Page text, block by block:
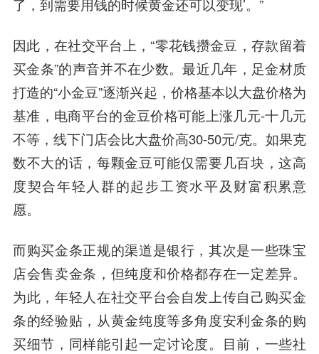
了，到需要用钱的时候黄金还可以变现’。”
因此，在社交平台上，“零花钱攒金豆，存款留着
买金条”的声音并不在少数。最近几年，足金材质
打造的“小金豆”逐渐兴起，价格基本以大盘价格为
基准，电商平台的金豆价格可能上涨几元-十几元
不等，线下门店会比大盘价高30-50元/克。如果克
数不大的话，每颗金豆可能仅需要几百块，这高
度契合年轻人群的起步工资水平及财富积累意
愿。
而购买金条正规的渠道是银行，其次是一些珠宝
店会售卖金条，但纯度和价格都存在一定差异。
为此，年轻人在社交平台会自发上传自己购买金
条的经验贴，从黄金纯度等多角度安利金条的购
买细节，同样能引起一定讨论度。目前，一些社